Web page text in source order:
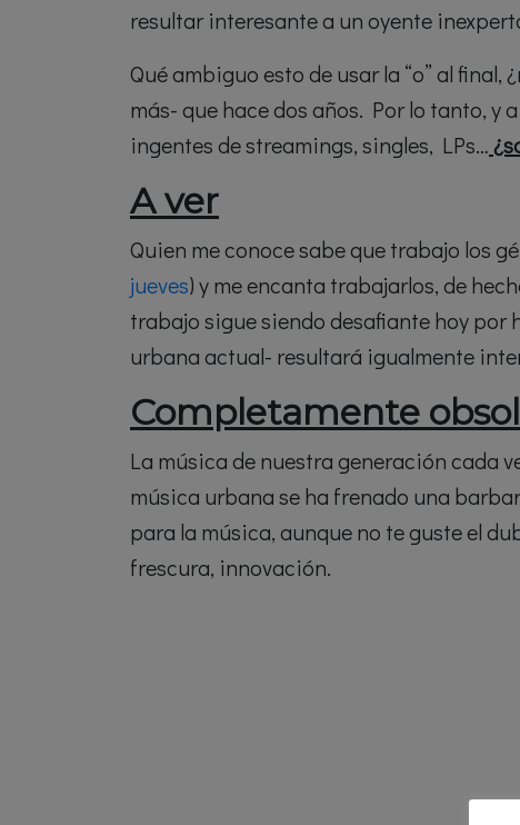
resultar interesante a un oyente
Qué ambiguo esto de usar la “o” al
más- que hace dos años. Por lo tanto,
ingentes de streamings, singles, LPs…
A ver
Quien me conoce sabe que trabajo los
jueves) y me encanta trabajarlos, de
trabajo sigue siendo desafiante hoy por
urbana actual- resultará igualmente
Completamente
La música de nuestra generación cada
música urbana se ha frenado una
para la música, aunque no te guste el
frescura, innovación.